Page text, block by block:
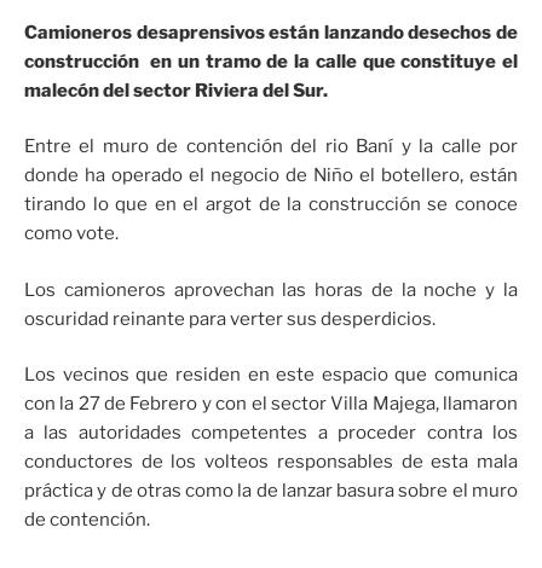
Camioneros desaprensivos están lanzando desechos de
construcción en un tramo de la calle que constituye el
malecón del sector Riviera del Sur.
Entre el muro de contención del rio Baní y la calle por
donde ha operado el negocio de Niño el botellero, están
tirando lo que en el argot de la construcción se conoce
como vote.
Los camioneros aprovechan las horas de la noche y la
oscuridad reinante para verter sus desperdicios.
Los vecinos que residen en este espacio que comunica
con la 27 de Febrero y con el sector Villa Majega, llamaron
a las autoridades competentes a proceder contra los
conductores de los volteos responsables de esta mala
práctica y de otras como la de lanzar basura sobre el muro
de contención.